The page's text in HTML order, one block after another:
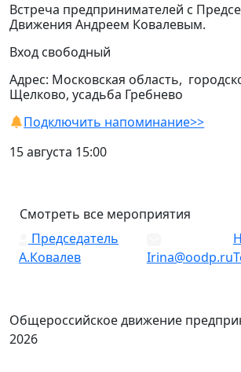
Встреча предпринимателей с
Движения Андреем Ковалевым.
Вход свободный
Адрес: Московская область,
Щелково, усадьба Гребнево
Подключить напоминание>>
15 августа 15:00
Смотреть все мероприятия
Председатель
А.Ковалев
Irina@oodp.ru
Общероссийское движение
2026